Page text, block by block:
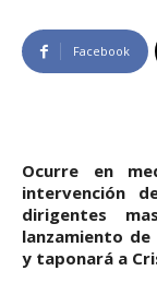
Facebook
Ocurre en
intervención
dirigentes
lanzamiento
y taponará a